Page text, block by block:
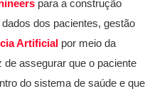
para a construção
dos pacientes, gestão
Artificial por meio da
de assegurar que o paciente
do sistema de saúde e que